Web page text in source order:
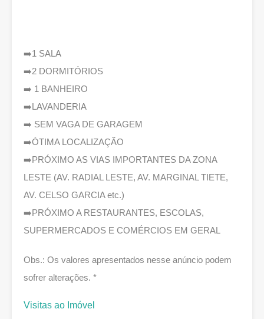
➡️1 SALA
➡️2 DORMITÓRIOS
➡️ 1 BANHEIRO
➡️LAVANDERIA
➡️ SEM VAGA DE GARAGEM
➡️ÓTIMA LOCALIZAÇÃO
➡️PRÓXIMO AS VIAS IMPORTANTES DA ZONA
LESTE (AV. RADIAL LESTE, AV. MARGINAL TIETE,
AV. CELSO GARCIA etc.)
➡️PRÓXIMO A RESTAURANTES, ESCOLAS,
SUPERMERCADOS E COMÉRCIOS EM GERAL
Obs.: Os valores apresentados nesse anúncio podem
sofrer alterações. *
Visitas ao Imóvel